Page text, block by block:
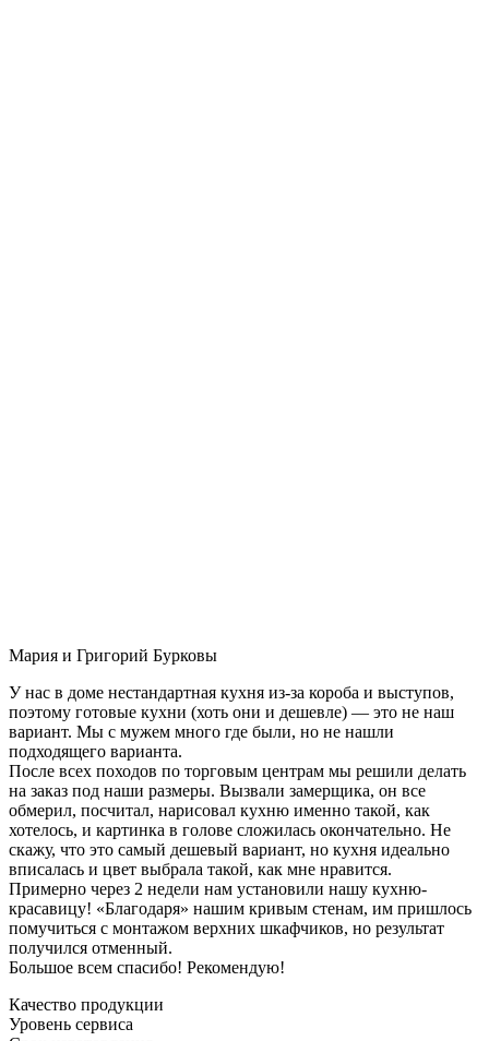
Мария и Григорий Бурковы
У нас в доме нестандартная кухня из-за короба и выступов,
поэтому готовые кухни (хоть они и дешевле) — это не наш
вариант. Мы с мужем много где были, но не нашли
подходящего варианта.
После всех походов по торговым центрам мы решили делать
на заказ под наши размеры. Вызвали замерщика, он все
обмерил, посчитал, нарисовал кухню именно такой, как
хотелось, и картинка в голове сложилась окончательно. Не
скажу, что это самый дешевый вариант, но кухня идеально
вписалась и цвет выбрала такой, как мне нравится.
Примерно через 2 недели нам установили нашу кухню-
красавицу! «Благодаря» нашим кривым стенам, им пришлось
помучиться с монтажом верхних шкафчиков, но результат
получился отменный.
Большое всем спасибо! Рекомендую!
Качество продукции
Уровень сервиса